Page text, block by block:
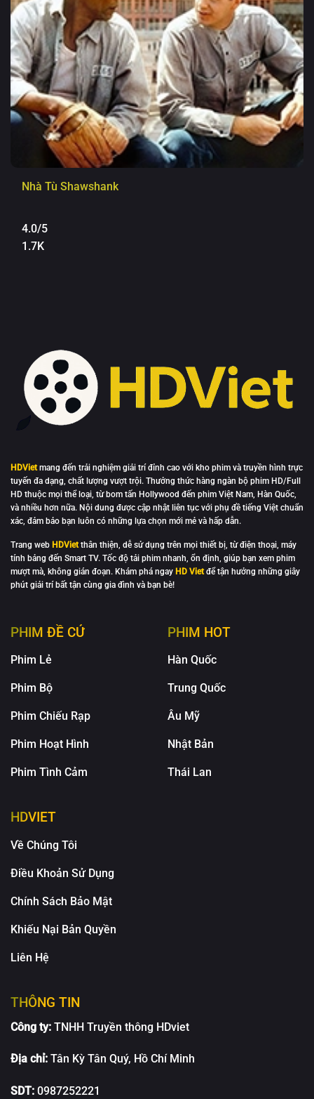
Nhà Tù Shawshank
4.0/5
1.7K
HDVietmang đến trải nghiệm giải trí đỉnh cao với kho phim và truyền hình trực
tuyến đa dạng, chất lượng vượt trội. Thưởng thức hàng ngàn bộ phim HD/Full
HD thuộc mọi thể loại, từ bom tấn Hollywood đến phim Việt Nam, Hàn Quốc,
và nhiều hơn nữa. Nội dung được cập nhật liên tục với phụ đề tiếng Việt chuẩn
xác, đảm bảo bạn luôn có những lựa chọn mới mẻ và hấp dẫn.
Trang web HDVietthân thiện, dễ sử dụng trên mọi thiết bị, từ điện thoại, máy
tính bảng đến Smart TV. Tốc độ tải phim nhanh, ổn định, giúp bạn xem phim
mượt mà, không gián đoạn. Khám phá ngay HD Vietđể tận hưởng những giây
phút giải trí bất tận cùng gia đình và bạn bè!
PHIM ĐỀ CỬ
Phim Lẻ
Phim Bộ
Phim Chiếu Rạp
Phim Hoạt Hình
Phim Tình Cảm
PHIM HOT
Hàn Quốc
Trung Quốc
Âu Mỹ
Nhật Bản
Thái Lan
HDVIET
Về Chúng Tôi
Điều Khoản Sử Dụng
Chính Sách Bảo Mật
Khiếu Nại Bản Quyền
Liên Hệ
THÔNG TIN
Công ty: TNHH Truyền thông HDviet
Địa chỉ: Tân Kỳ Tân Quý, Hồ Chí Minh
SDT: 0987252221